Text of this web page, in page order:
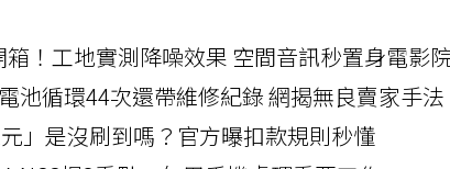
箱！工地實測降噪效果 空間音訊秒置身電影
池循環44次還帶維修紀錄 網揭無良賣家手法
」是沒刷到嗎？官方曝扣款規則秒懂